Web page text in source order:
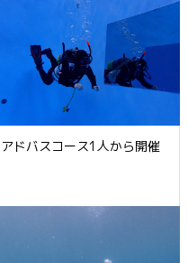
アドバスコース1人から開催